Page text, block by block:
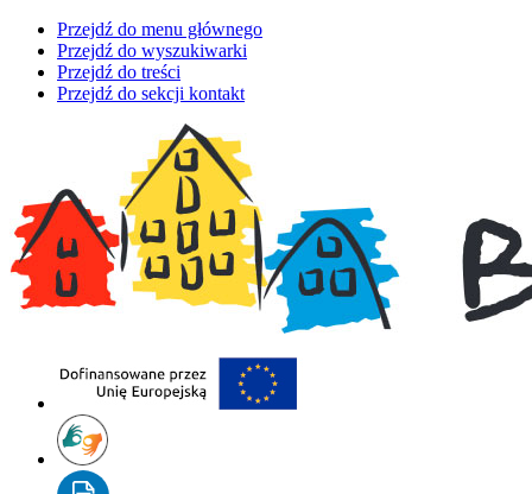
Przejdź do menu głównego
Przejdź do wyszukiwarki
Przejdź do treści
Przejdź do sekcji kontakt